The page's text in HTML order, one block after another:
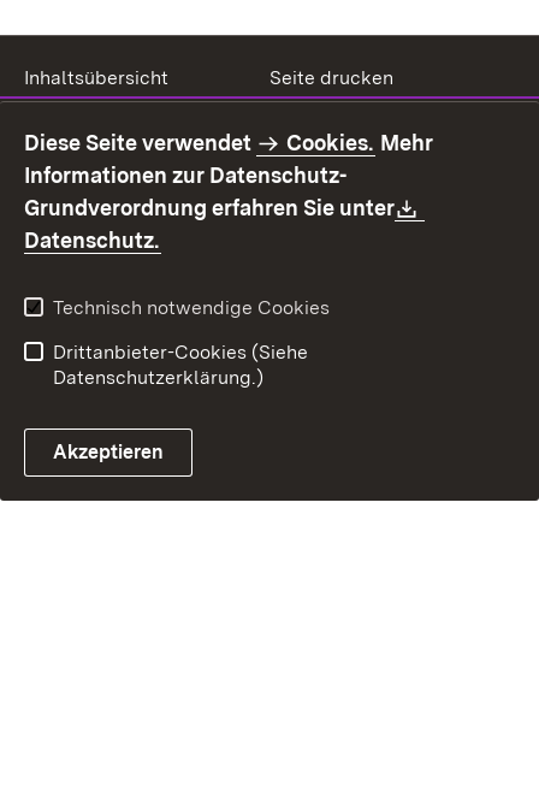
Inhaltsübersicht
Seite drucken
Benutzungshinweise
Erklärung zur
Barrierefreiheit
Kontakt
Fehlerhaften Link melden
Diese Seite verwendet Cookies. Mehr
Informationen zur Datenschutz-
Grundverordnung erfahren Sie unter
Datenschutz.
Technisch notwendige Cookies
Drittanbieter-Cookies (Siehe
Datenschutzerklärung.)
Akzeptieren